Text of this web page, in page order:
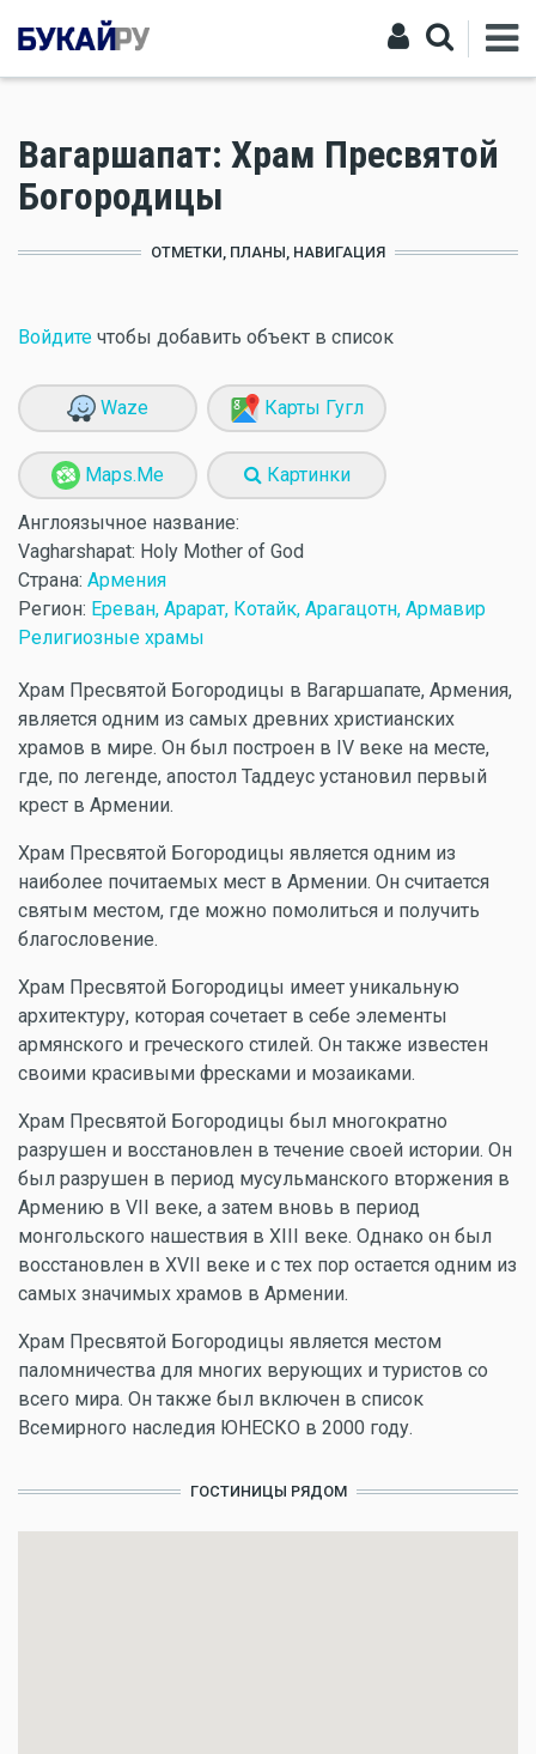
Вагаршапат: Храм Пресвятой
Богородицы
ОТМЕТКИ, ПЛАНЫ, НАВИГАЦИЯ
Войдите чтобы добавить объект в список
Waze Карты Гугл
Maps.Me Картинки
Англоязычное название:
Vagharshapat: Holy Mother of God
Страна: Армения
Регион: Ереван, Арарат, Котайк, Арагацотн, Армавир
Религиозные храмы
Храм Пресвятой Богородицы в Вагаршапате, Армения,
является одним из самых древних христианских
храмов в мире. Он был построен в IV веке на месте,
где, по легенде, апостол Таддеус установил первый
крест в Армении.
Храм Пресвятой Богородицы является одним из
наиболее почитаемых мест в Армении. Он считается
святым местом, где можно помолиться и получить
благословение.
Храм Пресвятой Богородицы имеет уникальную
архитектуру, которая сочетает в себе элементы
армянского и греческого стилей. Он также известен
своими красивыми фресками и мозаиками.
Храм Пресвятой Богородицы был многократно
разрушен и восстановлен в течение своей истории. Он
был разрушен в период мусульманского вторжения в
Армению в VII веке, а затем вновь в период
монгольского нашествия в XIII веке. Однако он был
восстановлен в XVII веке и с тех пор остается одним из
самых значимых храмов в Армении.
Храм Пресвятой Богородицы является местом
паломничества для многих верующих и туристов со
всего мира. Он также был включен в список
Всемирного наследия ЮНЕСКО в 2000 году.
ГОСТИНИЦЫ РЯДОМ